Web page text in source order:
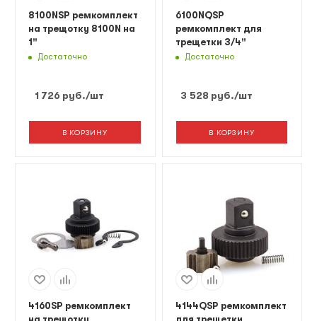
8100NSP ремкомплект
на трещотку 8100N на
1"
Достаточно
1 726 руб./шт
В КОРЗИНУ
6100NQSP
ремкомплект для
трещетки 3/4"
Достаточно
3 528 руб./шт
В КОРЗИНУ
4160SP ремкомплект
на трещотку
4144QSP ремкомплект
для трещетки